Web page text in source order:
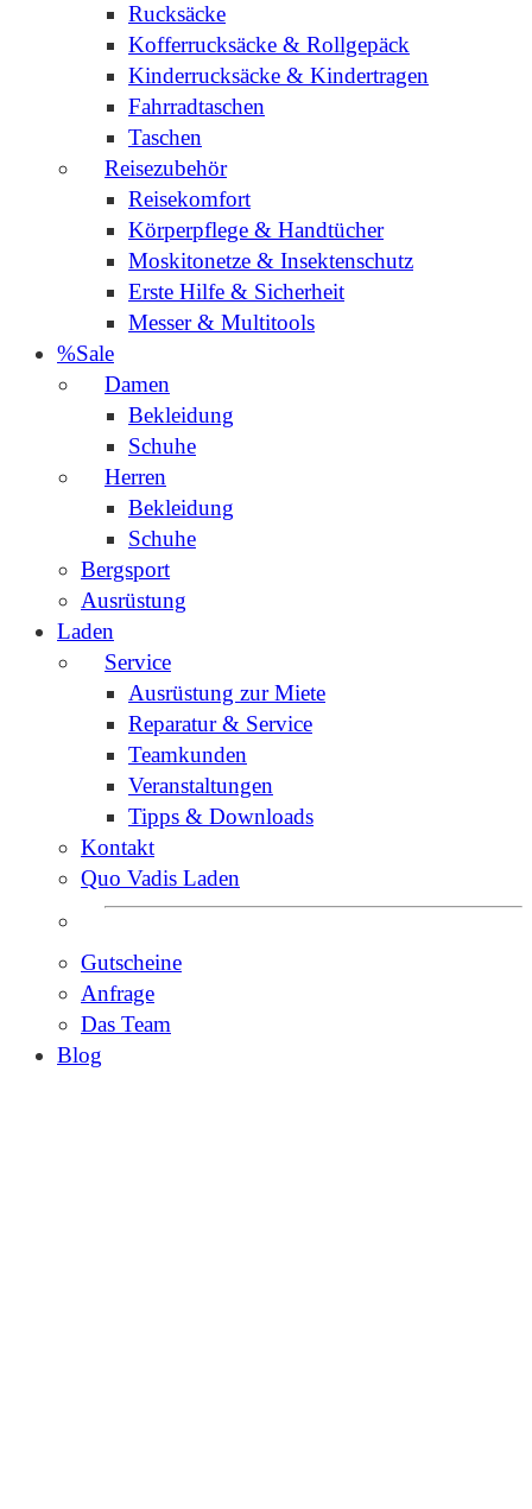
Rucksäcke
Kofferrucksäcke & Rollgepäck
Kinderrucksäcke & Kindertragen
Fahrradtaschen
Taschen
Reisezubehör
Reisekomfort
Körperpflege & Handtücher
Moskitonetze & Insektenschutz
Erste Hilfe & Sicherheit
Messer & Multitools
%Sale
Damen
Bekleidung
Schuhe
Herren
Bekleidung
Schuhe
Bergsport
Ausrüstung
Laden
Service
Ausrüstung zur Miete
Reparatur & Service
Teamkunden
Veranstaltungen
Tipps & Downloads
Kontakt
Quo Vadis Laden
Gutscheine
Anfrage
Das Team
Blog